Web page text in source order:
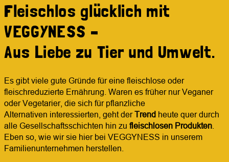
Fleischlos glücklich mit
VEGGYNESS –
Aus Liebe zu Tier und Umwelt.
Es gibt viele gute Gründe für eine fleischlose oder
fleischreduzierte Ernährung. Waren es früher nur Veganer
oder Vegetarier, die sich für pflanzliche
Alternativen interessierten, geht derTrend heute quer durch
alle Gesellschaftsschichten hin zu fleischlosen Produkten
Eben so, wie wir sie hier bei VEGGYNESS in unserem
Familienunternehmen herstellen.